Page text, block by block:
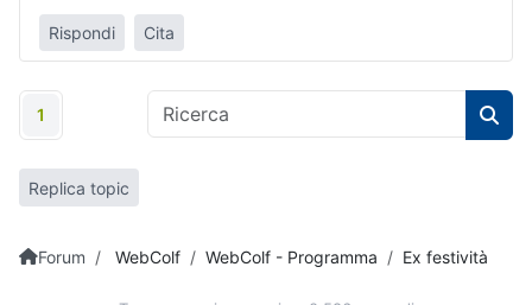
Rispondi Cita
1
Replica topic
Forum WebColf WebColf - Programma Ex festività